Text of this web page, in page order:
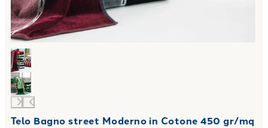
Telo Bagno street Moderno in Cotone 450 gr/mq